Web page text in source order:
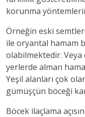
korunma
Örneğin eski
ile oryantal hamam
olabilmektedir. Veya
yerlerde alman
Yeşil alanları çok
gümüşçün böceği
Böcek ilaçlama